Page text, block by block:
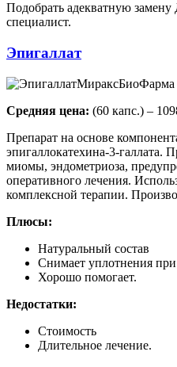
Подобрать адекватную
специалист.
Эпигаллат
Средняя цена: (60 капс.) –
Препарат на основе
эпигаллокатехина-3-галлата.
миомы, эндометриоза,
оперативного лечения.
комплексной терапии.
Плюсы:
Натуральный состав
Снимает уплотнения
Хорошо помогает.
Недостатки:
Стоимость
Длительное лечение.